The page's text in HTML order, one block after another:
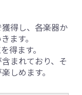
得し、各楽器か
ます。
得ます。
まれており、そ
しめます。